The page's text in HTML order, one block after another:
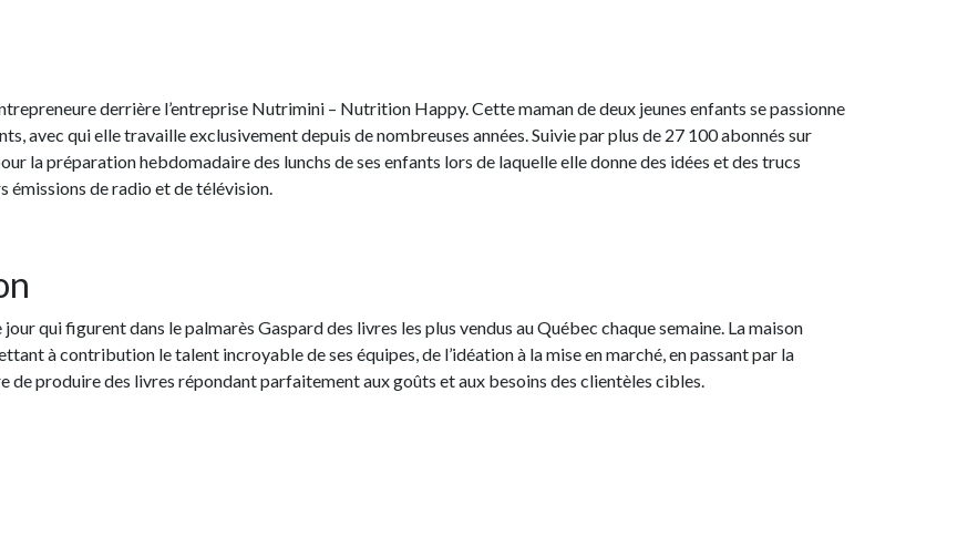
derrière l’entreprise Nutrimini – Nutrition Happy. Cette maman de deux jeunes enfants se passionne
avec qui elle travaille exclusivement depuis de nombreuses années. Suivie par plus de 27 100 abonnés sur
la préparation hebdomadaire des lunchs de ses enfants lors de laquelle elle donne des idées et des trucs
émissions de radio et de télévision.
qui figurent dans le palmarès Gaspard des livres les plus vendus au Québec chaque semaine. La maison
à contribution le talent incroyable de ses équipes, de l’idéation à la mise en marché, en passant par la
de produire des livres répondant parfaitement aux goûts et aux besoins des clientèles cibles.